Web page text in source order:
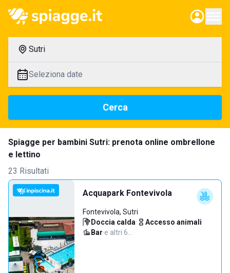
Sutri
Seleziona date
Cerca
Spiagge per bambini Sutri: prenota online ombrellone
e lettino
23 Risultati
Acquapark Fontevivola
Fontevivola, Sutri
Doccia calda· Accesso animali·
Bar·e altri 6…